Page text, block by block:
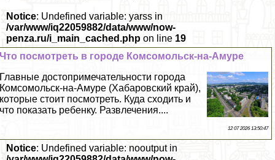
Notice: Undefined variable: yarss in
/var/www/iq22059882/data/www/now-
penza.ru/i_main_cached.php on line 19
Что посмотреть в городе Комсомольск-на-Амуре
Главные достопримечательности города
Комсомольск-на-Амуре (Хабаровский край),
которые стоит посмотреть. Куда сходить и
что показать ребенку. Развлечения....
12 07 2026 13:50:47
Notice: Undefined variable: nooutput in